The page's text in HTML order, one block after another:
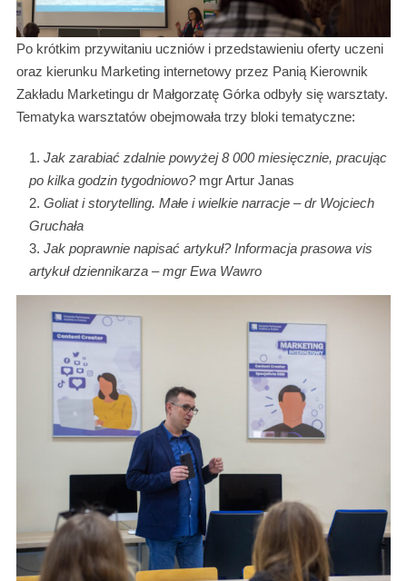
Po krótkim przywitaniu uczniów i przedstawieniu oferty uczeni
oraz kierunku Marketing internetowy przez Panią Kierownik
Zakładu Marketingu dr Małgorzatę Górka odbyły się warsztaty.
Tematyka warsztatów obejmowała trzy bloki tematyczne:
Jak zarabiać zdalnie powyżej 8 000 miesięcznie, pracując
po kilka godzin tygodniowo? mgr Artur Janas
Goliat i storytelling. Małe i wielkie narracje – dr Wojciech
Gruchała
Jak poprawnie napisać artykuł? Informacja prasowa vis
artykuł dziennikarza – mgr Ewa Wawro